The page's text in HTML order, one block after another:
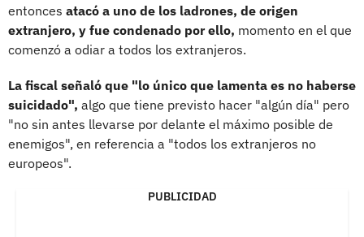
entonces atacó a uno de los ladrones, de origen
extranjero, y fue condenado por ello, momento en el que
comenzó a odiar a todos los extranjeros.
La fiscal señaló que "lo único que lamenta es no haberse
suicidado", algo que tiene previsto hacer "algún día" pero
"no sin antes llevarse por delante el máximo posible de
enemigos", en referencia a "todos los extranjeros no
europeos".
PUBLICIDAD